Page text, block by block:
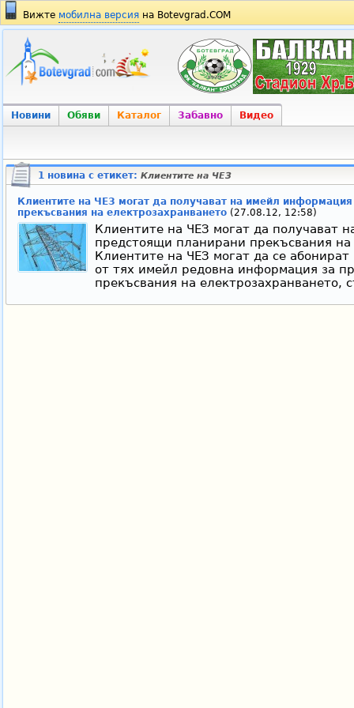
Вижте мобилна версия на Botevgrad.COM
Новини Обяви Каталог Забавно Видео
1 новина с етикет: Клиентите на ЧЕЗ
Клиентите на ЧЕЗ могат да получават на имейл
прекъсвания на електрозахранването (27.08.12, 12:58)
Клиентите на ЧЕЗ могат да получават
предстоящи планирани прекъсвания на
Клиентите на ЧЕЗ могат да се
от тях имейл редовна информация за
прекъсвания на електрозахранването,